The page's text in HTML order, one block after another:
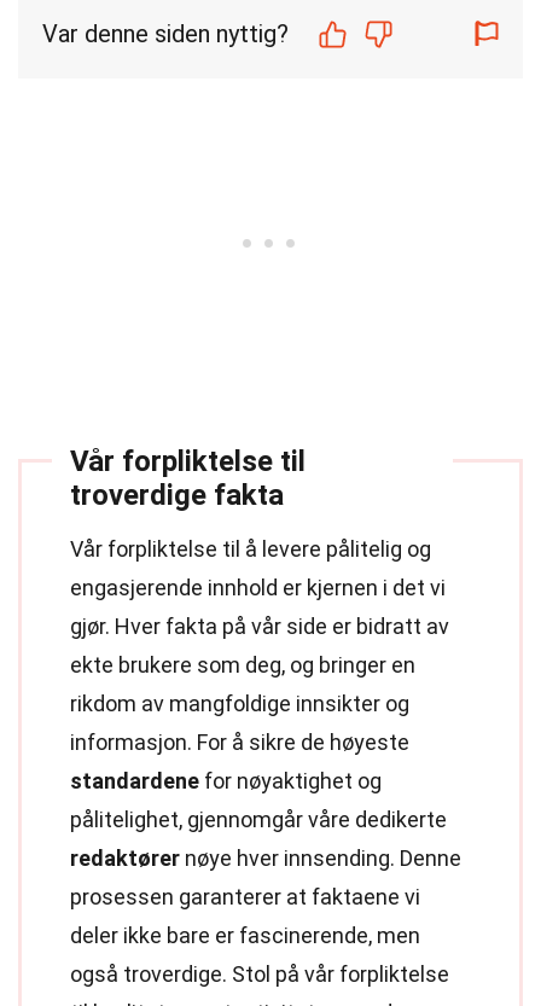
Var denne siden nyttig?
Vår forpliktelse til
troverdige fakta
Vår forpliktelse til å levere pålitelig og
engasjerende innhold er kjernen i det vi
gjør. Hver fakta på vår side er bidratt av
ekte brukere som deg, og bringer en
rikdom av mangfoldige innsikter og
informasjon. For å sikre de høyeste
standardene for nøyaktighet og
pålitelighet, gjennomgår våre dedikerte
redaktører nøye hver innsending. Denne
prosessen garanterer at faktaene vi
deler ikke bare er fascinerende, men
også troverdige. Stol på vår forpliktelse